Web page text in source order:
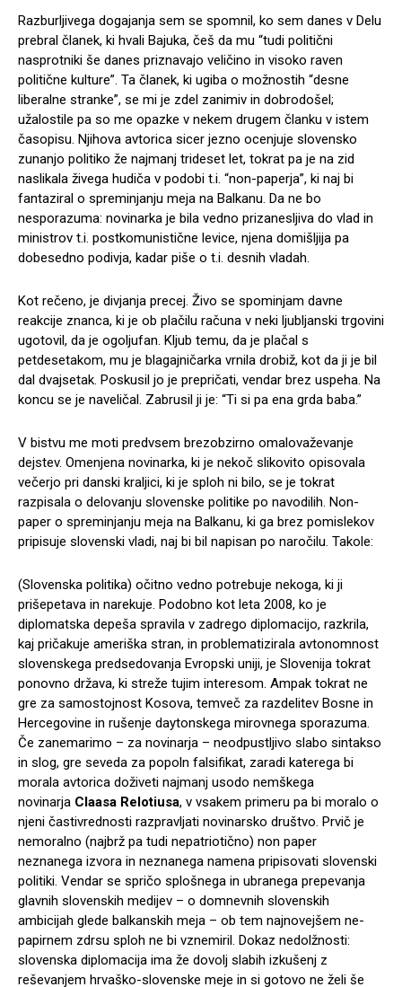
Razburljivega dogajanja sem se spomnil, ko sem danes v Delu
prebral članek, ki hvali Bajuka, češ da mu “tudi politični
nasprotniki še danes priznavajo veličino in visoko raven
politične kulture”. Ta članek, ki ugiba o možnostih “desne
liberalne stranke”, se mi je zdel zanimiv in dobrodošel;
užalostile pa so me opazke v nekem drugem članku v istem
časopisu. Njihova avtorica sicer jezno ocenjuje slovensko
zunanjo politiko že najmanj trideset let, tokrat pa je na zid
naslikala živega hudiča v podobi t.i. “non-paperja”, ki naj bi
fantaziral o spreminjanju meja na Balkanu. Da ne bo
nesporazuma: novinarka je bila vedno prizanesljiva do vlad in
ministrov t.i. postkomunistične levice, njena domišljija pa
dobesedno podivja, kadar piše o t.i. desnih vladah.
Kot rečeno, je divjanja precej. Živo se spominjam davne
reakcije znanca, ki je ob plačilu računa v neki ljubljanski trgovini
ugotovil, da je ogoljufan. Kljub temu, da je plačal s
petdesetakom, mu je blagajničarka vrnila drobiž, kot da ji je bil
dal dvajsetak. Poskusil jo je prepričati, vendar brez uspeha. Na
koncu se je naveličal. Zabrusil ji je: “Ti si pa ena grda baba.”
V bistvu me moti predvsem brezobzirno omalovaževanje
dejstev. Omenjena novinarka, ki je nekoč slikovito opisovala
večerjo pri danski kraljici, ki je sploh ni bilo, se je tokrat
razpisala o delovanju slovenske politike po navodilih. Non-
paper o spreminjanju meja na Balkanu, ki ga brez pomislekov
pripisuje slovenski vladi, naj bi bil napisan po naročilu. Takole:
(Slovenska politika) očitno vedno potrebuje nekoga, ki ji
prišepetava in narekuje. Podobno kot leta 2008, ko je
diplomatska depeša spravila v zadrego diplomacijo, razkrila,
kaj pričakuje ameriška stran, in problematizirala avtonomnost
slovenskega predsedovanja Evropski uniji, je Slovenija tokrat
ponovno država, ki streže tujim interesom. Ampak tokrat ne
gre za samostojnost Kosova, temveč za razdelitev Bosne in
Hercegovine in rušenje daytonskega mirovnega sporazuma.
Če zanemarimo – za novinarja – neodpustljivo slabo sintakso
in slog, gre seveda za popoln falsifikat, zaradi katerega bi
morala avtorica doživeti najmanj usodo nemškega
novinarja Claasa Relotiusa, v vsakem primeru pa bi moralo o
njeni častivrednosti razpravljati novinarsko društvo. Prvič je
nemoralno (najbrž pa tudi nepatriotično) non paper
neznanega izvora in neznanega namena pripisovati slovenski
politiki. Vendar se spričo splošnega in ubranega prepevanja
glavnih slovenskih medijev – o domnevnih slovenskih
ambicijah glede balkanskih meja – ob tem najnovejšem ne-
papirnem zdrsu sploh ne bi vznemiril. Dokaz nedolžnosti:
slovenska diplomacija ima že dovolj slabih izkušenj z
reševanjem hrvaško-slovenske meje in si gotovo ne želi še